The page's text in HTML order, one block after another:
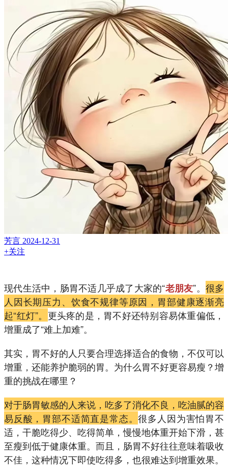
芳言 2024-12-31
+关注
现代生活中，肠胃不适几乎成了大家的“老朋友”。 很多
人因长期压力、饮食不规律等原因，胃部健康逐渐亮
起“红灯”。 更头疼的是，胃不好还特别容易体重偏低，
增重成了“难上加难”。
其实，胃不好的人只要合理选择适合的食物，不仅可以
增重，还能养护脆弱的胃。为什么胃不好更容易瘦？增
重的挑战在哪里？
对于肠胃敏感的人来说，吃多了消化不良，吃油腻的容
易反酸，胃部不适简直是常态。很多人因为害怕胃不
适，干脆吃得少、吃得简单，慢慢地体重开始下滑，甚
至瘦到低于健康体重。而且，肠胃不好往往意味着吸收
不佳，这种情况下即使吃得多，也很难达到增重效果。